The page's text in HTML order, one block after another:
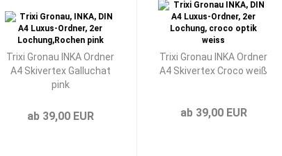
Trixi Gronau INKA Ordner
A4 Skivertex Galluchat
pink
ab 39,00 EUR
Trixi Gronau INKA Ordner
A4 Skivertex Croco weiß
ab 39,00 EUR